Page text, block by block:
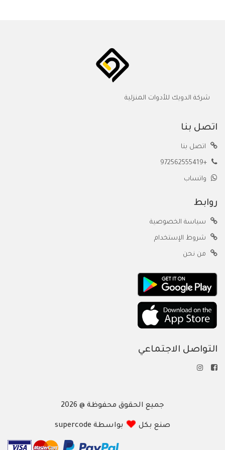
شركة الدويك للأدوات المنزلية
اتصل بنا
اتصل بنا
+972562555419
واتساب
روابط
سياسة الخصوصية
شروط الإستخدام
من نحن
التواصل الاجتماعي
جميع الحقوق محفوظة @ 2026
صنع بكل بواسطة supercode